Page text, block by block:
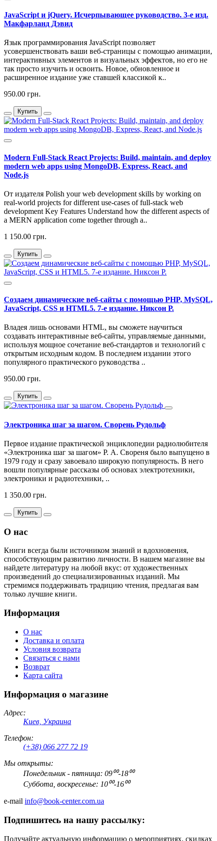
JavaScript и jQuery. Исчерпывающее руководство. 3-е изд.
Макфарланд Дэвид
Язык программирования JavaScript позволяет
усовершенствовать ваши веб-страницы с помощью анимации,
интерактивных элементов и визуальных эффектов, но его не
так просто изучить и освоить. Новое, обновленное и
расширенное издание уже ставшей классикой к..
950.00 грн.
Купить
Modern Full-Stack React Projects: Build, maintain, and deploy
modern web apps using MongoDB, Express, React, and
Node.js
От издателя Polish your web development skills by working on
real-world projects for different use-cases of full-stack web
development Key Features Understand how the different aspects of
a MERN application come together through a..
1 150.00 грн.
Купить
Создаем динамические веб-сайты с помощью PHP, MySQL,
JavaScript, CSS и HTML5. 7-е издание. Никсон Р.
Владея лишь основами HTML, вы сможете научиться
создавать интерактивные веб-сайты, управляемые данными,
используя мощное сочетание веб-стандартов и технологий с
открытым исходным кодом. В последнем издании этого
популярного практического руководства ..
950.00 грн.
Купить
Электроника шаг за шагом. Сворень Рудольф
Первое издание практической энциклопедии радиолюбителя
«Электроника шаг за шагом» Р. А. Свореня было выпущено в
1979 году и сразу завоевало широкую популярность. В него
вошли популярные рассказы об основах электротехники,
электроники и радиотехники, ..
1 350.00 грн.
Купить
О нас
Книги всегда были источником знаний и вдохновения,
способствующим развитию личности. В нашем магазине вы
найдете литературу на любой вкус: от художественных
произведений до специализированных изданий. Мы
стремимся поддерживать традицию чтения, предлагая вам
только лучшие книги.
Информация
О нас
Доставка и оплата
Условия возврата
Связаться с нами
Возврат
Карта сайта
Информация о магазине
Адрес:
Киев, Украина
Телефон:
(+38) 066 277 72 19
Мы открыты:
Понедельник - пятница: 09⁰⁰-18⁰⁰
Суббота, воскресенье: 10⁰⁰-16⁰⁰
e-mail info@book-center.com.ua
Подпишитесь на нашу рассылку:
Получайте актуальную информацию о мероприятиях, скидках